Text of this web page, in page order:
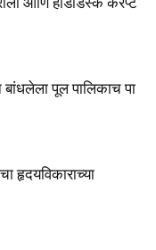
पूल पालिकाच पा
हृदयविकाराच्या